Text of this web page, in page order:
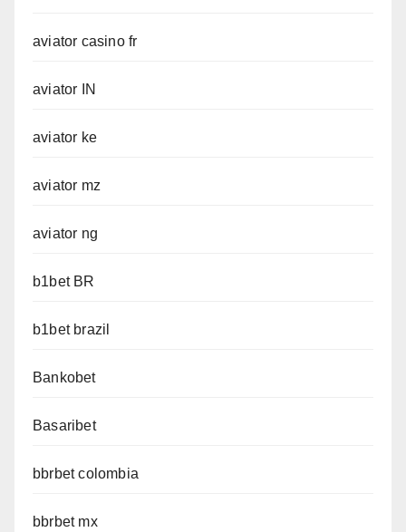
aviator casino fr
aviator IN
aviator ke
aviator mz
aviator ng
b1bet BR
b1bet brazil
Bankobet
Basaribet
bbrbet colombia
bbrbet mx